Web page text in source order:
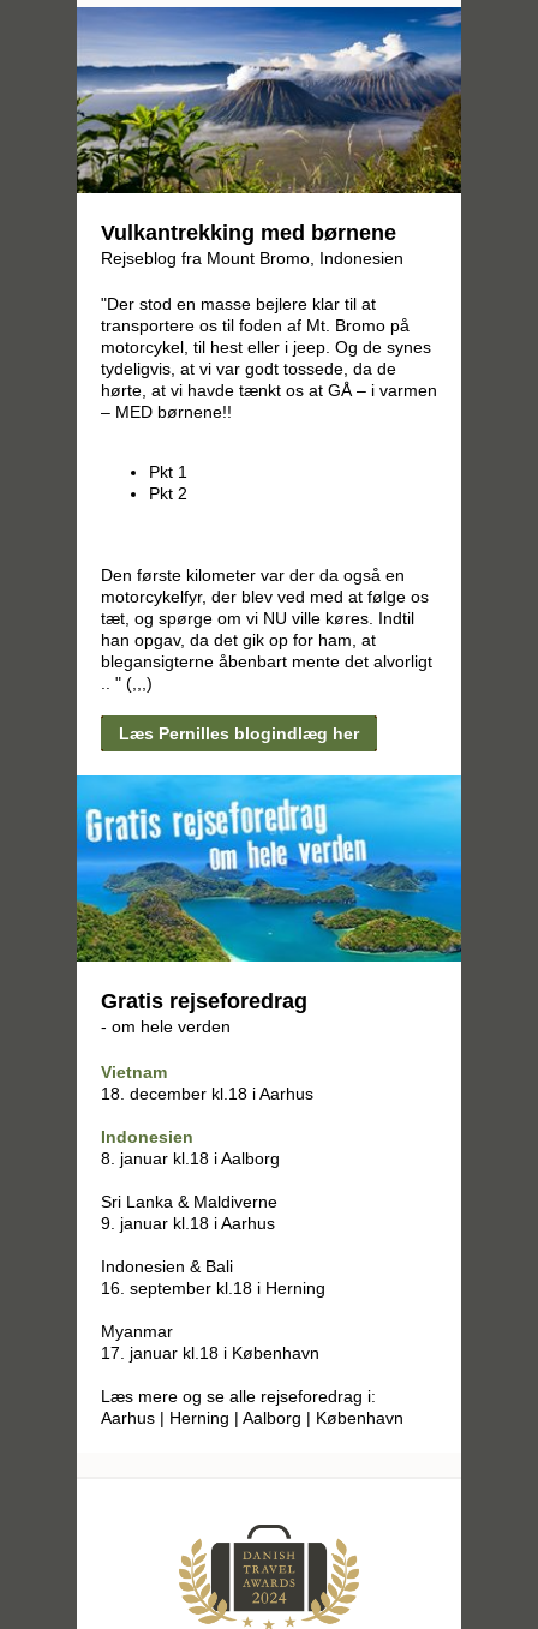
Vulkantrekking med børnene
Rejseblog fra Mount Bromo, Indonesien
"Der stod en masse bejlere klar til at
transportere os til foden af Mt. Bromo på
motorcykel, til hest eller i jeep. Og de synes
tydeligvis, at vi var godt tossede, da de
hørte, at vi havde tænkt os at GÅ – i varmen
– MED børnene!!
Pkt 1
Pkt 2
Den første kilometer var der da også en
motorcykelfyr, der blev ved med at følge os
tæt, og spørge om vi NU ville køres. Indtil
han opgav, da det gik op for ham, at
blegansigterne åbenbart mente det alvorligt
.. " (,,,)
Læs Pernilles blogindlæg her
Gratis rejseforedrag
- om hele verden
Vietnam
18. december kl.18 i Aarhus
Indonesien
8. januar kl.18 i Aalborg
Sri Lanka & Maldiverne
9. januar kl.18 i Aarhus
Indonesien & Bali
16. september kl.18 i Herning
Myanmar
17. januar kl.18 i København
Læs mere og se alle rejseforedrag i:
Aarhus | Herning | Aalborg | København